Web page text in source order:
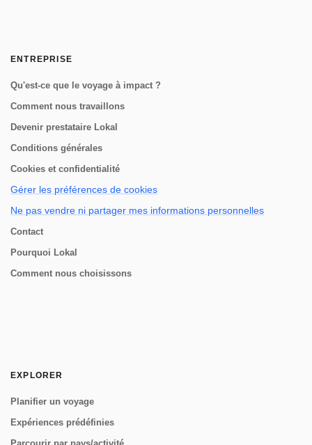
ENTREPRISE
Qu'est-ce que le voyage à impact ?
Comment nous travaillons
Devenir prestataire Lokal
Conditions générales
Cookies et confidentialité
Gérer les préférences de cookies
Ne pas vendre ni partager mes informations personnelles
Contact
Pourquoi Lokal
Comment nous choisissons
EXPLORER
Planifier un voyage
Expériences prédéfinies